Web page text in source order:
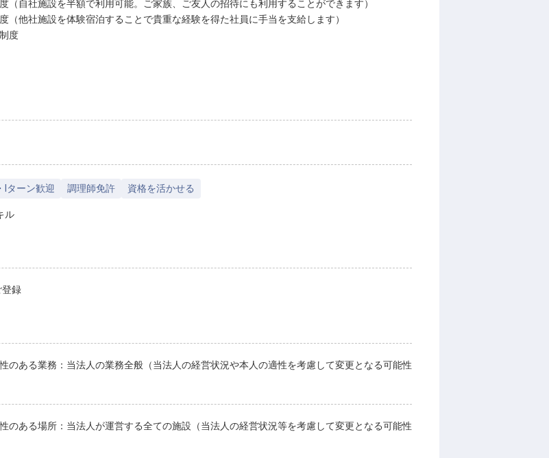
（自社施設を半額で利用可能。ご家族、ご友人の招待にも利用することができます）
（他社施設を体験宿泊することで貴重な経験を得た社員に手当を支給します）
度
Iターン歓迎 調理師免許 資格を活かせる
ル
録
のある業務：当法人の業務全般（当法人の経営状況や本人の適性を考慮して変更となる可能性
のある場所：当法人が運営する全ての施設（当法人の経営状況等を考慮して変更となる可能性